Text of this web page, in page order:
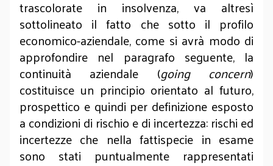
trascolorate in insolvenza, va altresì
sottolineato il fatto che sotto il profilo
economico-aziendale, come si avrà modo di
approfondire nel paragrafo seguente, la
continuità aziendale (going concern)
costituisce un principio orientato al futuro,
prospettico e quindi per definizione esposto
a condizioni di rischio e di incertezza: rischi ed
incertezze che nella fattispecie in esame
sono stati puntualmente rappresentati